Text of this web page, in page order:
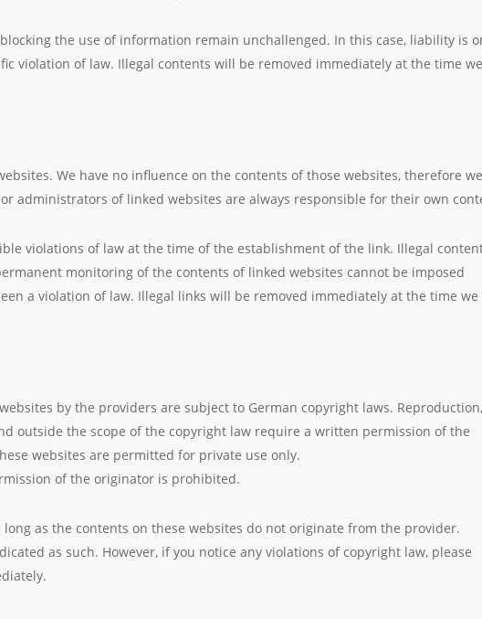
the use of information remain unchallenged. In this case, liability is
violation of law. Illegal contents will be removed immediately at the time
We have no influence on the contents of those websites, therefore we
administrators of linked websites are always responsible for their own
violations of law at the time of the establishment of the link. Illegal
monitoring of the contents of linked websites cannot be imposed
a violation of law. Illegal links will be removed immediately at the time we
by the providers are subject to German copyright laws. Reproduction,
outside the scope of the copyright law require a written permission of the
websites are permitted for private use only.
of the originator is prohibited.
as the contents on these websites do not originate from the provider.
as such. However, if you notice any violations of copyright law, please